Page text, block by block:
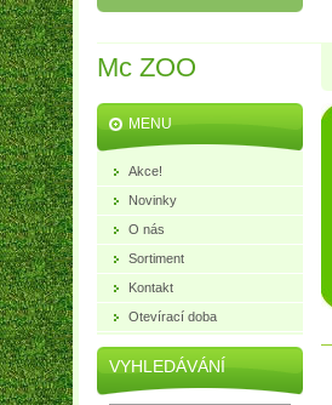
Mc ZOO
MENU
Akce!
Novinky
O nás
Sortiment
Kontakt
Otevírací doba
VYHLEDÁVÁNÍ